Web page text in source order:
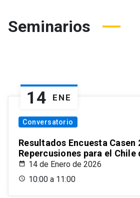
Seminarios
14 ENE
Conversatorio
Resultados Encuesta Casen
Repercusiones para el Chile
14 de Enero de 2026
10:00 a 11:00